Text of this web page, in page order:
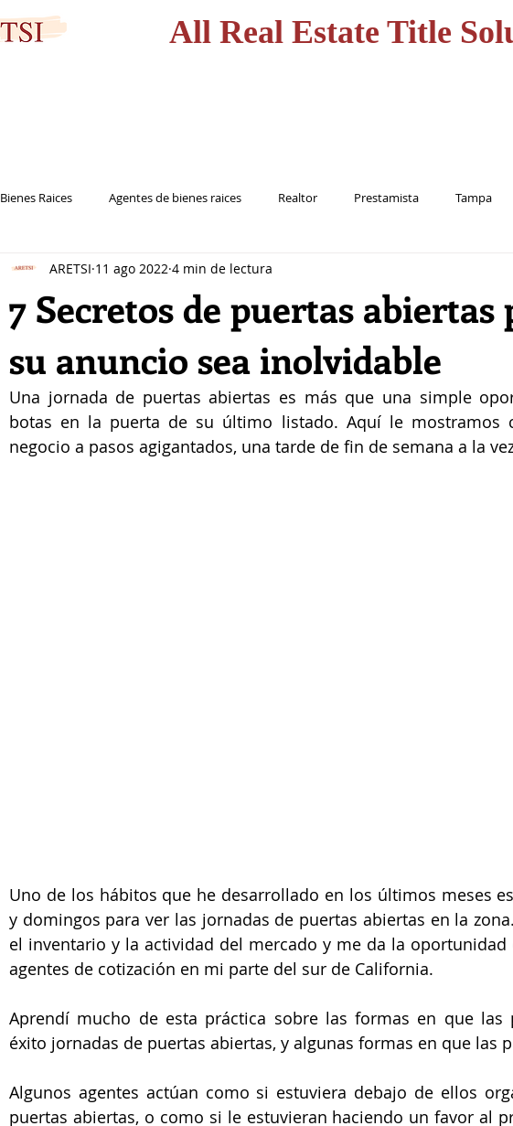
All Real Estate Title
Bienes Raices Agentes de bienes raices Realtor Prestamista Tampa
Casa Vivienda Inversionista
7 Secretos de puertas abiertas
su anuncio sea inolvidable
ARETSI 11 ago 2022 4 min de lectura
Una jornada de puertas abiertas es más que una simple
botas en la puerta de su último listado. Aquí le mostramos
negocio a pasos agigantados, una tarde de fin de semana a la
Uno de los hábitos que he desarrollado en los últimos meses
y domingos para ver las jornadas de puertas abiertas en la
el inventario y la actividad del mercado y me da la oportunidad
agentes de cotización en mi parte del sur de California.
Aprendí mucho de esta práctica sobre las formas en que las
éxito jornadas de puertas abiertas, y algunas formas en que las
Algunos agentes actúan como si estuviera debajo de ellos
puertas abiertas, o como si le estuvieran haciendo un favor al